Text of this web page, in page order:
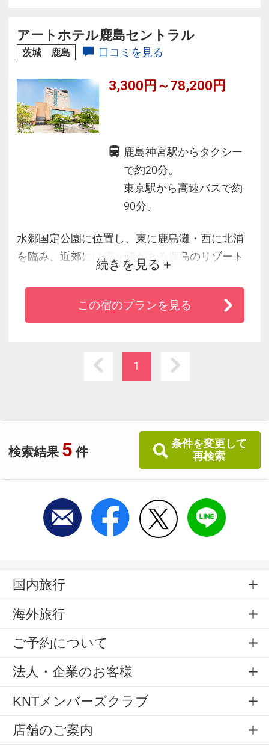
検索結果 5 件
条件を変更して
再検索
アートホテル鹿島セントラル
茨城 鹿島 口コミを見る
3,300円～78,200円
鹿島神宮駅からタクシー
で約20分。
東京駅から高速バスで約
90分。
水郷国定公園に位置し、東に鹿島灘・西に北浦
を臨み、近郊には霞ヶ浦がある鹿島のリゾート
ホテルです。鹿島灘でとれた新鮮な魚介類を生
かした本格的なシーフードのフランス料理が充
分にご賞味いただけます。特に土・日・祝日は
続きを見る
この宿のプランを見る
1
国内旅行
海外旅行
ご予約について
法人・企業のお客様
KNTメンバーズクラブ
店舗のご案内